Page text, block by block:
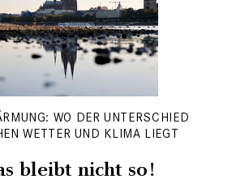
WO DER UNTERSCHIED
WETTER UND KLIMA LIEGT
bleibt nicht so!